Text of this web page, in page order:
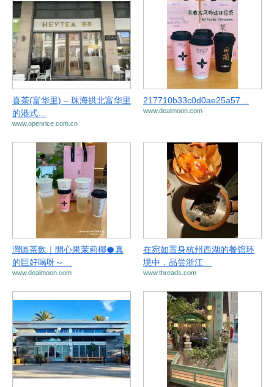
喜茶(富华里) – 珠海拱北富华里
的港式…
www.openrice.com.cn
217710b33c0d0ae25a57…
www.dealmoon.com
灣區茶飲｜開心果茉莉椰🥥真
的巨好喝呀～…
www.dealmoon.com
在宛如置身杭州西湖的餐馆环
境中，品尝浙江…
www.threads.com